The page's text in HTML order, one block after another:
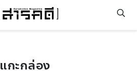
แกะกล่อง